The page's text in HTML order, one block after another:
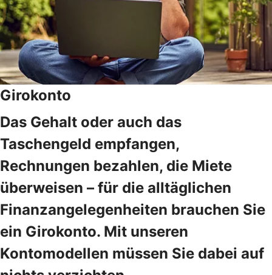
Girokonto
Das Gehalt oder auch das
Taschengeld empfangen,
Rechnungen bezahlen, die Miete
überweisen – für die alltäglichen
Finanzangelegenheiten brauchen Sie
ein Girokonto. Mit unseren
Kontomodellen müssen Sie dabei auf